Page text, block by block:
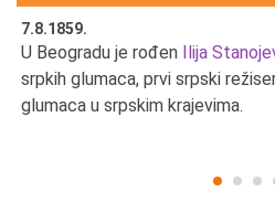
7.8.1859.
U Beogradu je rođen Ilija
srpkih glumaca, prvi srpski
glumaca u srpskim krajevima.